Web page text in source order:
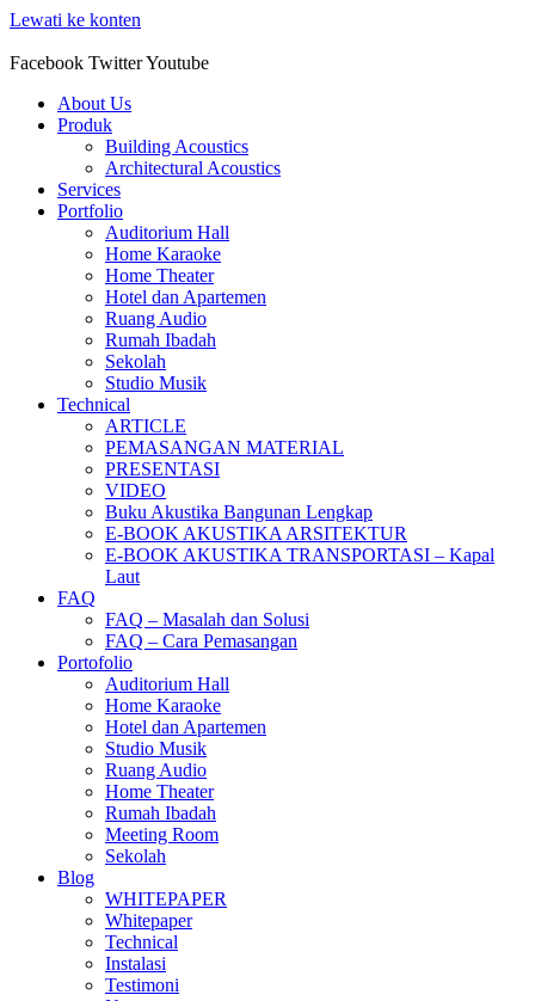
Lewati ke konten
Facebook TwitterYoutube
About Us
Produk
Building Acoustics
Architectural Acoustics
Services
Portfolio
Auditorium Hall
Home Karaoke
Home Theater
Hotel dan Apartemen
Ruang Audio
Rumah Ibadah
Sekolah
Studio Musik
Technical
ARTICLE
PEMASANGAN MATERIAL
PRESENTASI
VIDEO
Buku Akustika Bangunan Lengkap
E-BOOK AKUSTIKA ARSITEKTUR
E-BOOK AKUSTIKA TRANSPORTASI – Kapal
Laut
FAQ
FAQ – Masalah dan Solusi
FAQ – Cara Pemasangan
Portofolio
Auditorium Hall
Home Karaoke
Hotel dan Apartemen
Studio Musik
Ruang Audio
Home Theater
Rumah Ibadah
Meeting Room
Sekolah
Blog
WHITEPAPER
Whitepaper
Technical
Instalasi
Testimoni